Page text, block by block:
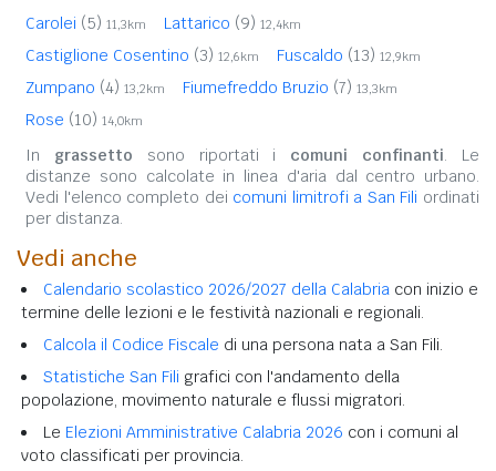
Carolei (5) 11,3km Lattarico (9) 12,4km
Castiglione Cosentino (3) 12,6km Fuscaldo (13) 12,9km
Zumpano (4) 13,2km Fiumefreddo Bruzio (7) 13,3km
Rose (10) 14,0km
In grassetto sono riportati i comuni confinanti. Le
distanze sono calcolate in linea d'aria dal centro urbano.
Vedi l'elenco completo dei comuni limitrofi a San Fili ordinati
per distanza.
Vedi anche
Calendario scolastico 2026/2027 della Calabria con inizio e
termine delle lezioni e le festività nazionali e regionali.
Calcola il Codice Fiscale di una persona nata a San Fili.
Statistiche San Fili grafici con l'andamento della
popolazione, movimento naturale e flussi migratori.
Le Elezioni Amministrative Calabria 2026 con i comuni al
voto classificati per provincia.